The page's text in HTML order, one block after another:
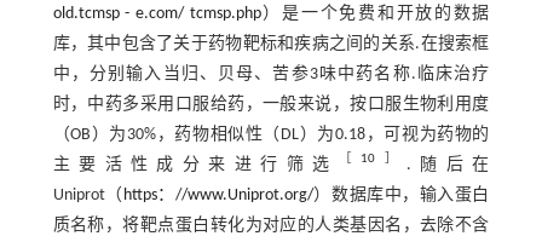
old.tcmsp - e.com/ tcmsp.php）是一个免费和开放的数据
库，其中包含了关于药物靶标和疾病之间的关系.在搜索框
中，分别输入当归、贝母、苦参3味中药名称.临床治疗
时，中药多采用口服给药，一般来说，按口服生物利用度
（OB）为30%，药物相似性（DL）为0.18，可视为药物的
主要活性成分来进行筛选
［ 10 ］ .随后在
Uniprot（ https：//www.Uniprot.org/）数据库中，输入蛋白
质名称，将靶点蛋白转化为对应的人类基因名，去除不含